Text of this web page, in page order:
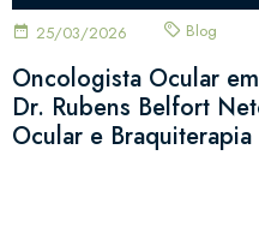
25/03/2026 Blog
Oncologista Ocular
Dr. Rubens Belfort
Ocular e Braquiterapia